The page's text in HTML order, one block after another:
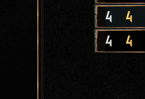
4 4
4 4